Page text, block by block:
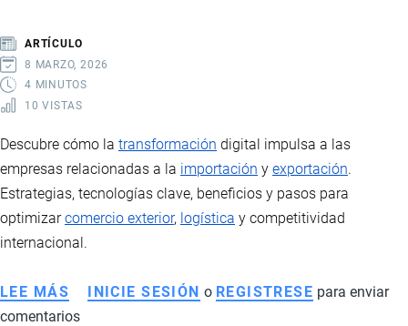
VISA:
CONSIDERACIONES
PARA
RETORNO
ARTÍCULO
8 MARZO, 2026
4 MINUTOS
10 VISTAS
Descubre cómo la transformación digital impulsa a las
empresas relacionadas a la importación y exportación.
Estrategias, tecnologías clave, beneficios y pasos para
optimizarcomercio exterior, logística y competitividad
internacional.
LEE MÁS SOBRE
TRANSFORMACIÓN
INICIE SESIÓN o REGISTRESE para enviar
comentarios